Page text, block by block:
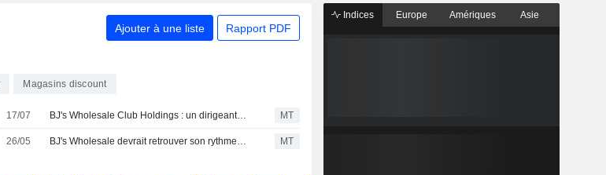
Ajouter à une liste Rapport PDF
Magasins discount
17/07 BJ's Wholesale Club Holdings : un dirigeant cède des actions pour 725 375 $, selon un document de la SEC MT
26/05 BJ's Wholesale devrait retrouver son rythme de croissance d'ici 2027, selon UBS MT
Indices Europe Amériques Asie